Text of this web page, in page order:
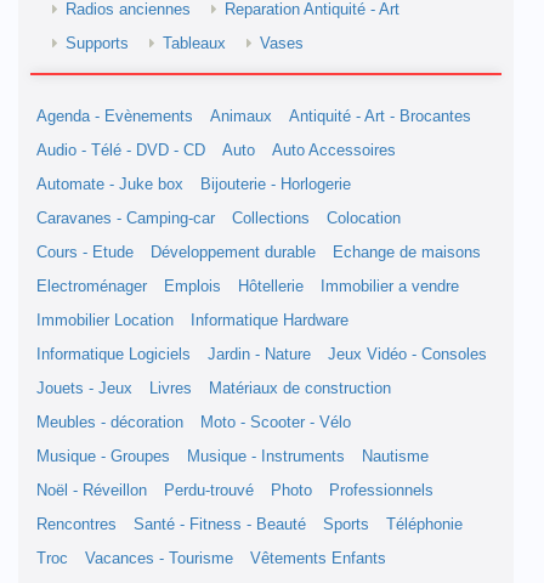
Radios anciennes
Reparation Antiquité - Art
Supports
Tableaux Vases
Agenda - Evènements Animaux
Antiquité - Art - Brocantes
Audio - Télé - DVD - CD
Auto
Auto Accessoires
Automate - Juke box
Bijouterie - Horlogerie
Caravanes - Camping-car
Collections
Colocation
Cours - Etude
Développement durable
Echange de maisons
Electroménager
Emplois Hôtellerie
Immobilier a vendre
Immobilier Location
Informatique Hardware
Informatique Logiciels
Jardin - Nature
Jeux Vidéo - Consoles
Jouets - Jeux
Livres
Matériaux de construction
Meubles - décoration
Moto - Scooter - Vélo
Musique - Groupes
Musique - Instruments
Nautisme
Noël - Réveillon
Perdu-trouvé Photo
Professionnels
Rencontres
Santé - Fitness - Beauté Sports
Téléphonie
Troc
Vacances - Tourisme
Vêtements Enfants